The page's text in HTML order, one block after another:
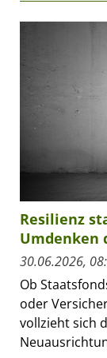
Resilienz
30.06.2026,
Ob
oder
vollzieht sich